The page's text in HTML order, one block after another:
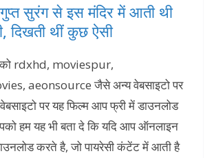
सुरंग से इस मंदिर में आती थी
दिखती थीं कुछ ऐसी
rdxhd, moviespur,
aeonsource जैसे अन्य वेबसाइटो पर
पर यह फिल्म आप फ्री में डाउनलोड
हम यह भी बता दे कि यदि आप ऑनलाइन
करते है, जो पायरेसी कंटेंट में आती है